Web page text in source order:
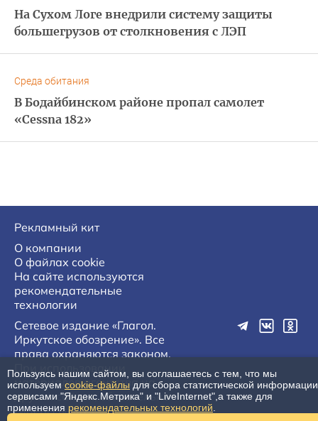
На Сухом Логе внедрили систему защиты
большегрузов от столкновения с ЛЭП
Среда обитания
В Бодайбинском районе пропал самолет
«Cessna 182»
Рекламный кит
О компании
О файлах cookie
На сайте используются
рекомендательные
технологии
Сетевое издание «Глагол.
Иркутское обозрение». Все
права охраняются законом.
При использовании
материалов агентства на
других сайтах, обязательна
гиперссылка.
Пользуясь нашим сайтом, вы соглашаетесь с тем, что мы
используем cookie-файлы для сбора статистической информации
сервисами "Яндекс.Метрика" и "LiveInternet",а также для
применения рекомендательных технологий